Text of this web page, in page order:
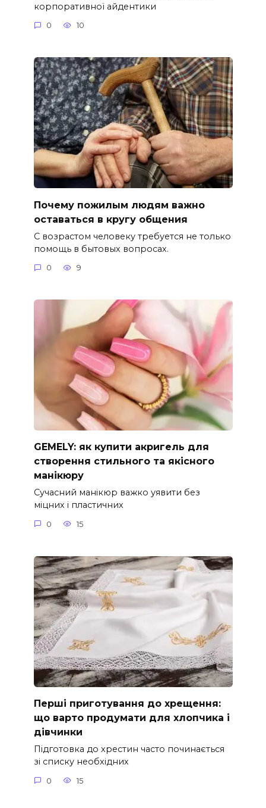
корпоративної айдентики
0 10
Почему пожилым людям важно
оставаться в кругу общения
С возрастом человеку требуется не только
помощь в бытовых вопросах.
0 9
GEMELY: як купити акригель для
створення стильного та якісного
манікюру
Сучасний манікюр важко уявити без
міцних і пластичних
0 15
Перші приготування до хрещення:
що варто продумати для хлопчика і
дівчинки
Підготовка до хрестин часто починається
зі списку необхідних
0 15